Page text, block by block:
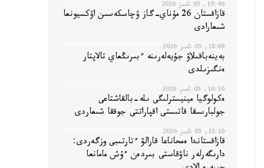
19:46, 05 تامىز 2026
قازاقستان 26 مۇناي-گاز ۋچاسكەسىن اۋكسيونعا
شىعارادى
18:09, 05 تامىز 2026
بەينەباقىلاۋ جۇيەلەرىنە ءبىرىڭعاي تالاپتار
ەنگىزىلدى
16:10, 05 تامىز 2026
ەكولوگيا مينيسترلىگى ىلە-بالقاشتاعى
جولبارىسقا قاتىستى اقپاراتتى جوققا شىعاردى
15:10, 05 تامىز 2026
قازاقستاندا ەمحاناعا قارالۋ ءتارتىبى وزگەردى:
دارىگەرلەر ناۋقاستى بىردەن ءۇش مامانعا